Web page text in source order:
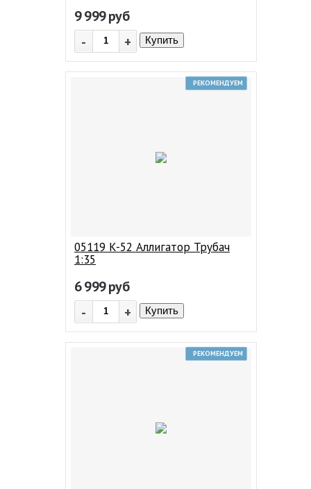
9 999руб
- + Купить
05119 K-52 Аллигатор Трубач
1:35
6 999руб
- + Купить
РЕКОМЕНДУЕМ
РЕКОМЕНДУЕМ